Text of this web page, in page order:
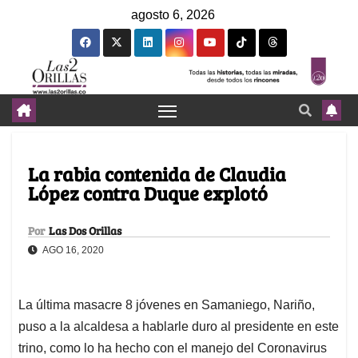
agosto 6, 2026
La rabia contenida de Claudia
López contra Duque explotó
Por Las Dos Orillas
AGO 16, 2020
La última masacre 8 jóvenes en Samaniego, Nariño,
puso a la alcaldesa a hablarle duro al presidente en este
trino, como lo ha hecho con el manejo del Coronavirus